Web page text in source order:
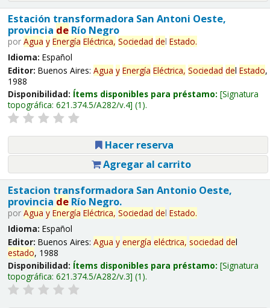
Estación transformadora San Antoni Oeste,
provincia deRío Negro
por Agua y Energía Eléctrica, Sociedad del Estado.
Idioma: Español
Editor: Buenos Aires: Agua y Energía Eléctrica, Sociedad del Estado,
1988
Disponibilidad: Ítems disponibles para préstamo: Signatura
topográfica: 621.374.5/A282/v.4 (1).
Hacer reserva
Agregar al carrito
Estacion transformadora San Antonio Oeste,
provincia deRío Negro.
por Agua y Energía Eléctrica, Sociedad del Estado.
Idioma: Español
Editor: Buenos Aires: Agua y energía eléctrica, sociedad del
estado, 1988
Disponibilidad: Ítems disponibles para préstamo: Signatura
topográfica: 621.374.5/A282/v.3 (1).